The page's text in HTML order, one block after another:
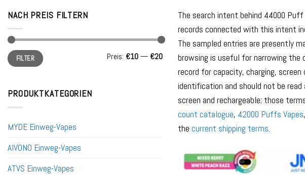
NACH PREIS FILTERN
Min.
Preis
Max.
PreisFILTER Preis: €10 — €20
PRODUKTKATEGORIEN
MYDE Einweg-Vapes
AIVONO Einweg-Vapes
ATVS Einweg-Vapes
The search intent behind 44000
records connected with this intent
The sampled entries are presently
browsing is useful for narrowing the
record for capacity, charging,
identification and should not be
screen and rechargeable; those
count catalogue, 42000 Puffs Vapes
the current shipping terms.